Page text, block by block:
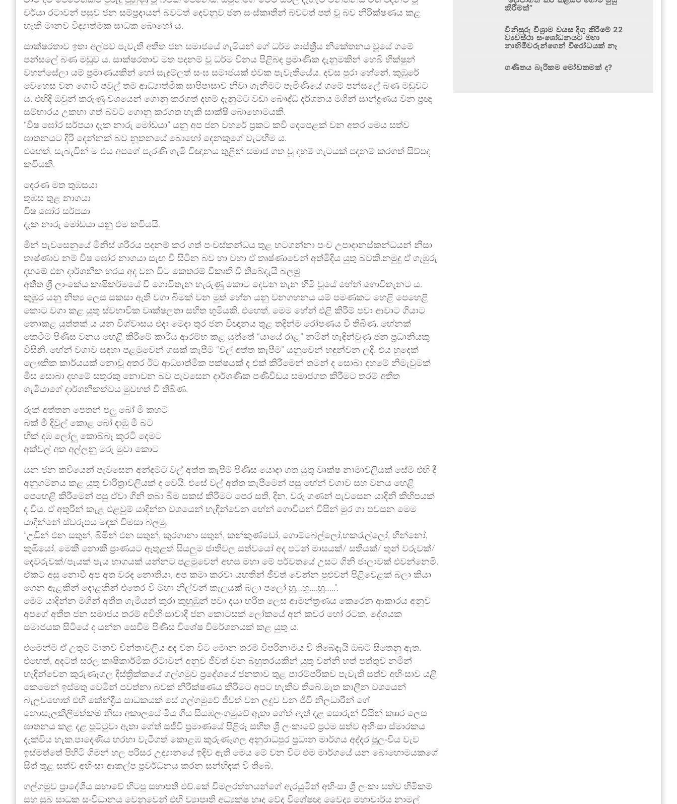
චර්යා රටාවන් පසුව ජන සම්ප්‍රදායන් බවටත් දෙවනුව ජන සංස්කෘතීන් බවටත් පත් වූ බව නිරීක්ෂණය කළ
හැකි මානව විද්‍යාත්මක සාධක බොහෝ ය.
සාක්ෂරතාව ඉතා අල්පව පැවැති අතීත ජන සමාජයේ ගැමියන් ගේ ධර්ම ශාස්ත්‍රීය නිකේතනය වූයේ ගමේ
පන්සලේ බණ මඩුව ය. සාක්ෂරතාව මත පදනම් වූ ධර්ම විනය පිළිබඳ ප්‍රමාණික දැනුමකින් හෙබි භික්ෂුන්
වහන්සේලා යම් ප්‍රමාණයකින් හෝ සැදුම්ලත් සංඝ සමාජයක් එවක පැවැතියේය. දවස පුරා හේනේ, කුඹුරේ
වෙහෙස වන ගොවි පවුල් තම ආධ්‍යාත්මික සාපිපාසාව නිවා ගැනීමට පැමිණියේ ගමේ පන්සලේ බණ මඩුවට
ය. එහිදී ඔවුන් කරුණු වශයෙන් ගොනු කරගත් දහම් දැනුමට වඩා බෞද්ධ දර්ශනය මගින් සාන්ද්‍රණය වන ප්‍රඥා
සම්භාරය උකහා ගත් බවට ගොනු කරගත හැකි සාක්ෂි බොහොමයකි.
“විෂ ඝෝර සර්පයා දැක නාරු මෝඩයා” යනු අප ජන වහරේ ප්‍රකට කවි දෙපෙළක් වන අතර මෙය සත්ව
ඝාතනයට දිරි දෙන්නක් බව නූතනයේ බොහෝ දෙනකුගේ වැටහීම ය.
එහෙත්, සැබැවින් ම එය අපගේ පැරණි ගැමි විඥානය තුළින් සමාජ ගත වූ දහම් ගැටයක් පදනම් කරගත් සිව්පද
කවියකි.
දෙරණ මත තුඹසයා
තුඹස තුළ නාගයා
විෂ ඝෝර සර්පයා
දැක නාරු මෝඩයා යනු එම කවියයි.
මින් පැවසෙනුයේ මිනිස් ශරීරය පදනම් කර ගත් පංචස්කන්ධය තුළ හටගන්නා පංච උපාදානස්කන්ධයන් නිසා
තෘෂ්ණාව නම් විෂ ඝෝර නාගයා සැඟ වී සිටින බව හා වහා ඒ තෘෂ්ණාවෙන් අත්මිදිය යුතු බවකි.නමුදු ඒ ගැඹුරු
දහමේ එන දාර්ශනික හරය අද වන විට කෙතරම් විකෘති වී තිබේදැයි බලමු
අතීත ශ්‍රී ලාංකේය කෘෂිකර්මයේ වී ගොවිතැන හැරුණු කොට දෙවන තැන හිමි වූයේ හේන් ගොවිතැනට ය.
කුඹුර යනු නිත්‍ය ලෙස සකසා ඇති වගා බිමක් වන මුත් හේන යනු වනගහනය යම් පමණකට හෙළි පෙහෙළි
කොට වගා කළ යුතු ස්වභාවික වෘක්ෂලතා සහිත භූමියකි. එහෙත්, මෙම හේන් එළි කිරීම් පවා ආවාට ගියාට
නොකළ යුත්තක් ය යන විශ්වාසය එදා මෙදා තුර ජන විඥානය තුළ තදින්ම රෝපණය වී තිබිණ. හේනක්
කෙටීම පිණිස වනය හෙළි කිරීමේ කාරිය ආරම්භ කළ යුත්තේ “යායේ රාළ” නමින් හැඳින්වුණු ජන ප්‍රධානියකු
විසිනි. හේන් වගාව සඳහා පළමුවෙන් ගසක් කැපීම “වල් අත්ත කැපීම” යනුවෙන් හඳුන්වන ලදී. එය හුදෙක්
ලෞකික කාර්යයක් නොවූ අතර ඊට ආධ්‍යාත්මික පක්ෂයක් ද එක් කිරීමෙන් තමන් ද සොබා දහමේ නිමැවුමක්
මිස සොබා දහමේ සතුරකු නොවන බව පැවසෙන දාර්ශණික පණිවිඩය සමාජගත කිරීමට තරම් අතීත
ගැමියාගේ දාර්ශනිකත්වය මුවහත් වී තිබිණ.
රුක් අත්තන පෙතන් පලු‍ බෝ මී කහට
බක් මී දිවුල් කොළ බෝ දාඹු මී බට
හික් දඹ ලෝලු‍ කොබ්බෑ කූරටි දෙමට
අක්වල් අත අල්ලනු මරු මුවා කොට
යන ජන කවියෙන් පැවසෙන අන්දමට වල් අත්ත කැපීම පිණිස යොදා ගත යුතු වෘක්ෂ නාමාවලියක් සේම එහි දී
අනුගමනය කළ යුතු චාරිත්‍රාවලියක් ද වෙයි. එසේ වල් අත්ත කැපීමෙන් පසු හේන් වගාව සහ වනය හෙළි
පෙහෙළි කිරීමෙන් පසු ඒවා ගිනි තබා බිම සකස් කිරීමට පෙර සති, දින, වරු ගණන් පැවසෙන යාදිනි කිහිපයක්
ද විය. ඒ අතුරින් කැළ එළවුම් යාදින්න වශයෙන් හැඳින්වෙන හේන් ගොවියන් විසින් මුර ගා පවසන මෙම
යාදින්නේ ස්වරූපය මඳක් විමසා බලමු.
”‍උඩින් එන සතුන්, බිමින් එන සතුන්, කුරගානා සතුන්, කන්කුණ්ඩෝ, ගොම්බෙල්ලෝ,හකරැල්ලෝ, හින්නෝ,
කූඹියෝ, මෙකී නොකී ප්‍රාණයට ඇතුළත් සියලුම ජාතිවල සත්වයෝ අද පටන් මාසයක්/ සතියක්/ තුන් වරුවක්/
දෙවරුවක්/පැයක් පැය භාගයක් යන්නට පළමුවෙන් අහස මහා මේ පර්වතයේ උසට ගිනි ජාලාවක් එවන්නෙමි.
ඒකට අසු නොවී අප අත වරද නොතියා, අප කමා කරවා යහතින් ජීවත් වෙන්න පුළුවන් පිළිවෙළක් බලා කියා
ගෙන ඇළකින් දොළකින් එතෙර වී මහා නිල්වන් කැලයක් බලා පලෝ හූ…හූ….හූ…..”‍.
මෙම යාදින්න මගින් අතීත ගැමියන් කුරා කුහුඹුන් පවා දයා භරිත ලෙස ආමන්ත්‍රණය කෙරෙන ආකාරය අනුව
අපගේ අතීත ජන සමාජය තරම් අවිහිංසාවාදී ජන කොටසක් ලෝකයේ අන් කවර හෝ රටක, දේශයක
සමාජයක සිටියේ ද යන්න සෙවීම පිණිස විශේෂ විමර්ශනයක් කළ යුතු ය.
එමෙන්ම ඒ උතුම් මානව චින්තාවලිය අද වන විට මොන තරම් විපරිනාමය වී තිබේදැයි ඔබට සිතෙනු ඇත.
එහෙත්, අදටත් සරල කෘෂිකාර්මික රටාවන් අනුව ජීවත් වන බහුතරයකින් යුතු වන්නි හත් පත්තුව නමින්
හැඳින්වෙන කුරුණෑගල දිස්ත්‍රික්කයේ ගල්ගමුව ප්‍රදේශයේ ජනතාව තුළ පාරම්පරිකව පැවැති සත්ව අහිංසාව යළි
කෙමෙන් ඉස්මතු වෙමින් පවත්නා බවක් නිරීක්ෂණය කිරීමට අපට හැකිව තිබේ.මෑත කාලීන වශයෙන්
බැලුවහොත් එහි කේන්ද්‍රීය සාධකයක් සේ ගල්ගමුවේ ජීවත් වන ලදුව වන ජීවී නිලධාරීන් ගේ
නොසැලකිලිමත්කම නිසා අකාලයේ මිය ගිය සියඹලංගමුවේ ඇතා ගේත් ඇත් දළ සොරුන් විසින් කෲර ලෙස
ඝාතනය කළ දළ පූට්ටුවා ඇතා ගේත් සජීවී ප්‍රමාණයේ පිළිරූ සහිත ශ්‍රී ලංකාවේ ප්‍රථම සත්ව අහිංසා ස්මාරකය
දැක්විය හැක.පාදෙණිය හරහා වැටීගත් කොළඹ කුරුණෑගල අනුරාධපුර ප්‍රධාන මාර්ගය අද්දර පූලංචිය වැව
ඉස්මත්තේ පිහිටි ගිමන් හල පරිසර උද්‍යානයේ ඉදිව ඇති මෙය මේ වන විට එම මාර්ගයේ යන බොහොමයකගේ
සිත් තුළ සත්ව අහිංසා ආකල්ප ප්‍රවර්ධනය කරන සන්හිඳක් වී තිබේ.
ගල්ගමුව ප්‍රාදේශීය සභාවේ හිටපු සභාපති එච්.කේ විමලරත්නයන්ගේ ඇරයුමින් අහිංසා ශ්‍රී ලංකා සත්ව හිමිකම්
සහ සුබ සාධක සංවිධානය වෙනුවෙන් එහි ව්‍යාපෘති අධ්‍යක්ෂ හෘද වේද විශේෂඥ වෛද්‍ය මහාචාර්ය නාමල්
කිරීමක්”
විනිසුරු විශ්‍රාම වයස දිගු කිරීමේ 22
ව්‍යවස්ථා සංශෝධනයට මහා
නාහිමිවරුන්ගෙන් විරෝධයක් නෑ
ගණිතය බැරිකම මෝඩකමක් ද?